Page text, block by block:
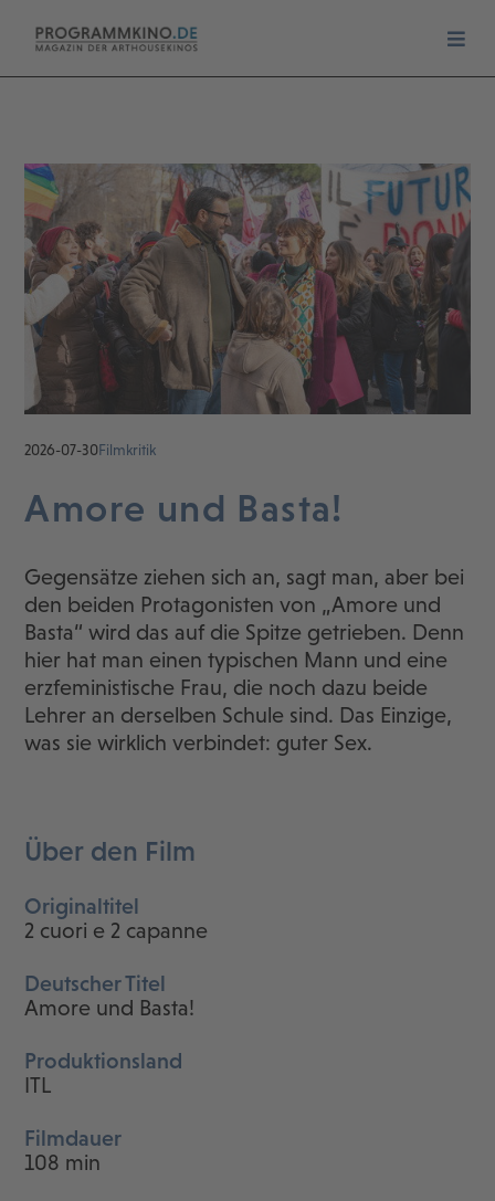
2026-07-30Filmkritik
Amore und Basta!
Gegensätze ziehen sich an, sagt man, aber bei
den beiden Protagonisten von „Amore und
Basta“ wird das auf die Spitze getrieben. Denn
hier hat man einen typischen Mann und eine
erzfeministische Frau, die noch dazu beide
Lehrer an derselben Schule sind. Das Einzige,
was sie wirklich verbindet: guter Sex.
Über den Film
Originaltitel
2 cuori e 2 capanne
Deutscher Titel
Amore und Basta!
Produktionsland
ITL
Filmdauer
108 min